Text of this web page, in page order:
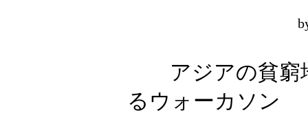
アジアの貧窮
るウォーカソン